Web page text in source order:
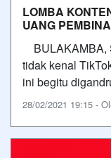
LOMBA
UANG
BULAKAMBA,
tidak kenal
ini begitu
28/02/2021 19:15 -